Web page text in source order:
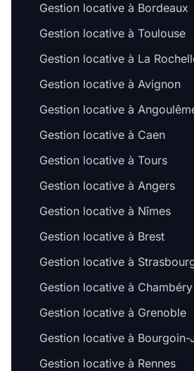
Gestion locative à Bordeaux
Gestion locative à Toulouse
Gestion locative à La
Gestion locative à Avignon
Gestion locative à
Gestion locative à Caen
Gestion locative à Tours
Gestion locative à Angers
Gestion locative à Nîmes
Gestion locative à Brest
Gestion locative à
Gestion locative à Chambéry
Gestion locative à Grenoble
Gestion locative à Bourgoin-
Gestion locative à Rennes